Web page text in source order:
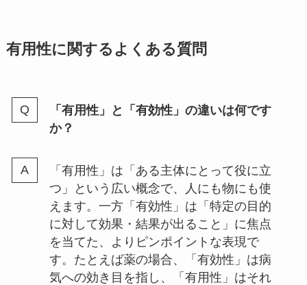
有用性に関するよくある質問
「有用性」と「有効性」の違いは何です
か？
「有用性」は「ある主体にとって役に立
つ」という広い概念で、人にも物にも使
えます。一方「有効性」は「特定の目的
に対して効果・結果が出ること」に焦点
を当てた、よりピンポイントな表現で
す。たとえば薬の場合、「有効性」は病
気への効き目を指し、「有用性」はそれ